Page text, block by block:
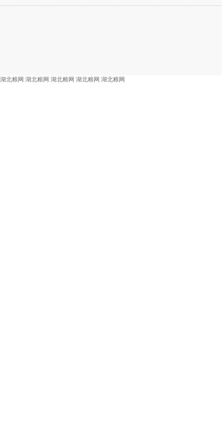
湖北粮网 湖北粮网 湖北粮网 湖北粮网 湖北粮网